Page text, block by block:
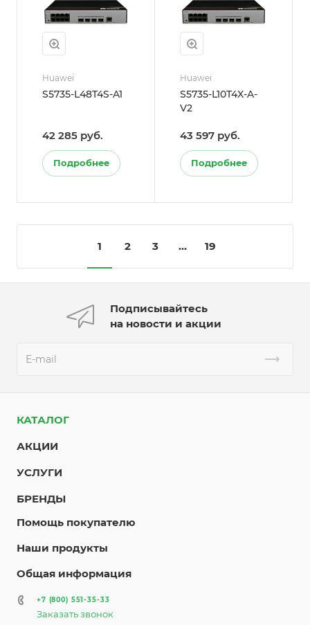
Huawei
S5735-L48T4S-A1
42 285 руб.
Подробнее
Huawei
S5735-L10T4X-A-
V2
43 597 руб.
Подробнее
1 2 3 ... 19
Подписывайтесь
на новости и акции
КАТАЛОГ
АКЦИИ
УСЛУГИ
БРЕНДЫ
Помощь покупателю
Наши продукты
Общая информация
+7 (800) 551-35-33
Заказать звонок